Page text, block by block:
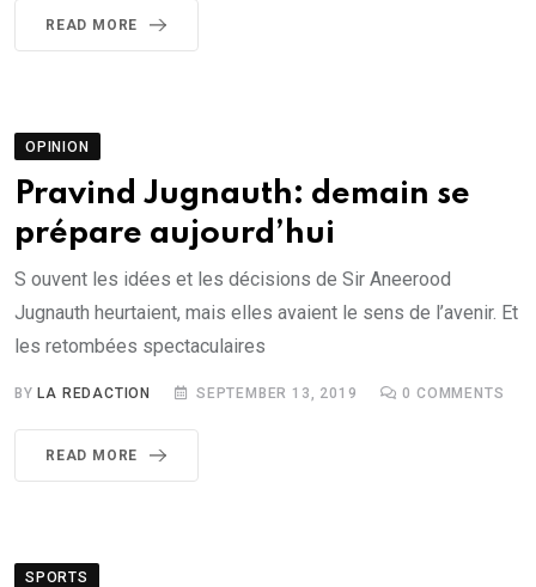
READ MORE
OPINION
Pravind Jugnauth: demain se
prépare aujourd’hui
S ouvent les idées et les décisions de Sir Aneerood
Jugnauth heurtaient, mais elles avaient le sens de l’avenir. Et
les retombées spectaculaires
BYLA REDACTION SEPTEMBER 13, 2019 0 COMMENTS
READ MORE
SPORTS